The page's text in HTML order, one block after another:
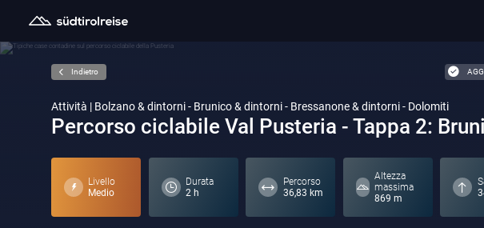
Indietro
Attività | Bolzano & dintorni - Brunico & dintorni - Bressanone & dintorni - Dolomiti
Percorso ciclabile Val Pusteria - Tappa 2:
Livello
Medio
Durata
2 h
Percorso
36,83 km
Altezza
massima
869 m